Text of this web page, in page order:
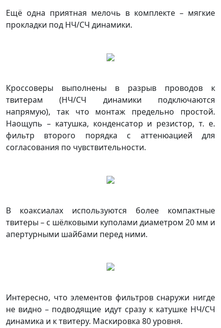
Ещё одна приятная мелочь в комплекте – мягкие
прокладки под НЧ/СЧ динамики.
Кроссоверы выполнены в разрыв проводов к
твитерам (НЧ/СЧ динамики подключаются
напрямую), так что монтаж предельно простой.
Наощупь – катушка, конденсатор и резистор, т. е.
фильтр второго порядка с аттенюацией для
согласования по чувствительности.
В коаксиалах используются более компактные
твитеры – с шёлковыми куполами диаметром 20 мм и
апертурными шайбами перед ними.
Интересно, что элементов фильтров снаружи нигде
не видно – подводящие идут сразу к катушке НЧ/СЧ
динамика и к твитеру. Маскировка 80 уровня.